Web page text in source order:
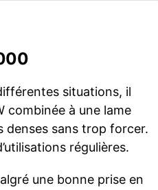
situations, il
combinée à une lame
denses sans trop forcer.
régulières.
une bonne prise en